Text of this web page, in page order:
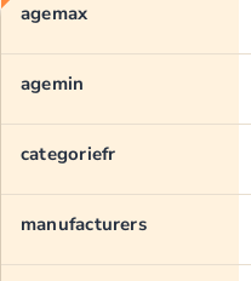
agemax
agemin
categoriefr
manufacturers